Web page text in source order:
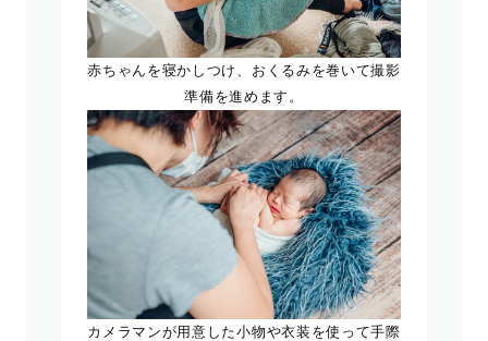
赤ちゃんを寝かしつけ、おくるみを巻いて撮影
準備を進めます。
カメラマンが用意した小物や衣装を使って手際